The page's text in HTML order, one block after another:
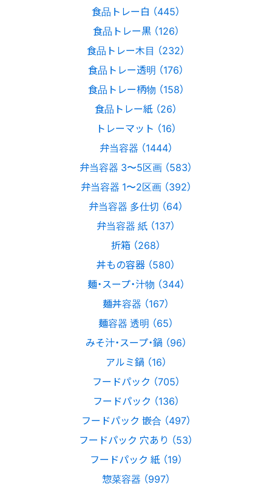
食品トレー白 （445）
食品トレー黒 （126）
食品トレー木目 （232）
食品トレー透明 （176）
食品トレー柄物 （158）
食品トレー紙 （26）
トレーマット （16）
弁当容器 （1444）
弁当容器 3〜5区画 （583）
弁当容器 1〜2区画 （392）
弁当容器 多仕切 （64）
弁当容器 紙 （137）
折箱 （268）
丼もの容器 （580）
麺・スープ・汁物 （344）
麺丼容器 （167）
麺容器 透明 （65）
みそ汁・スープ・鍋 （96）
アルミ鍋 （16）
フードパック （705）
フードパック （136）
フードパック 嵌合 （497）
フードパック 穴あり （53）
フードパック 紙 （19）
惣菜容器 （997）